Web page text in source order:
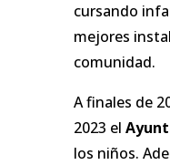
cursando
mejores
comunidad.
A finales de
2023 el
los niños.